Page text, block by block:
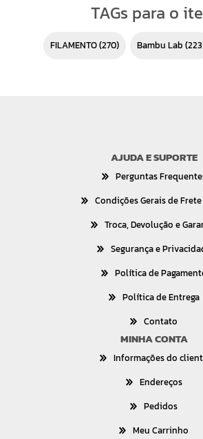
TAGs para o
FILAMENTO(270) Bambu Lab
AJUDA E SUPORTE
Perguntas
Condições Gerais de
Troca, Devolução e
Segurança e
Política de
Política de Entrega
Contato
MINHA CONTA
Informações do
Endereços
Pedidos
Meu Carrinho